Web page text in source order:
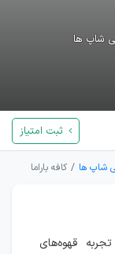
شاپ ها
ثبت امتیاز
شاپ ها کافه باراما
قهوه‌های